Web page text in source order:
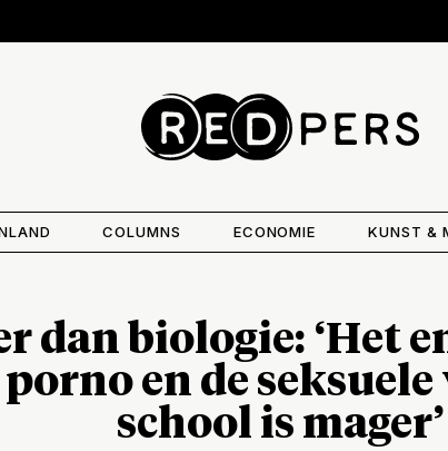
COLUMNS ECONOMIE KUNST &
dan biologie: ‘Het
porno en de
school is mager’